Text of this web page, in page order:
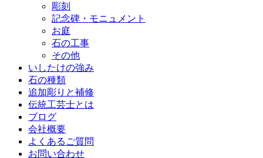
彫刻
記念碑・モニュメント
お庭
石の工事
その他
いしたけの強み
石の種類
追加彫りと補修
伝統工芸士とは
ブログ
会社概要
よくあるご質問
お問い合わせ